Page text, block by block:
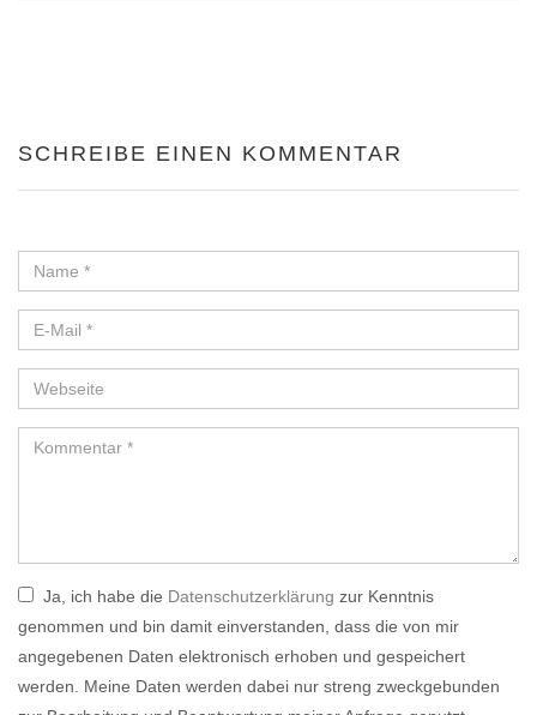
SCHREIBE EINEN KOMMENTAR
Ja, ich habe die Datenschutzerklärung zur Kenntnis
genommen und bin damit einverstanden, dass die von mir
angegebenen Daten elektronisch erhoben und gespeichert
werden. Meine Daten werden dabei nur streng zweckgebunden